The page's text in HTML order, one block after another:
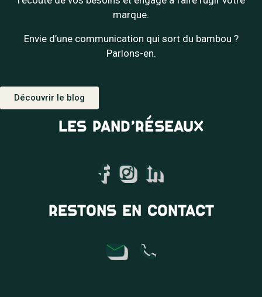
marque.
Envie d’une communication qui sort du bambou ?
Parlons-en.
Découvrir le blog
LES PAND’RÉSEAUX
RESTONS EN CONTACT